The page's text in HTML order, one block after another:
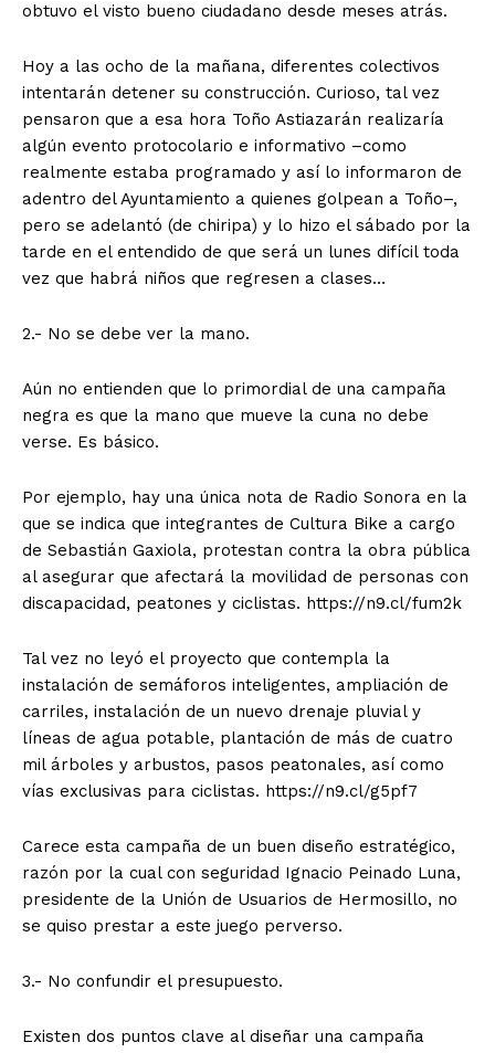
obtuvo el visto bueno ciudadano desde meses atrás.
Hoy a las ocho de la mañana, diferentes colectivos
intentarán detener su construcción. Curioso, tal vez
pensaron que a esa hora Toño Astiazarán realizaría
algún evento protocolario e informativo –como
realmente estaba programado y así lo informaron de
adentro del Ayuntamiento a quienes golpean a Toño–,
pero se adelantó (de chiripa) y lo hizo el sábado por la
tarde en el entendido de que será un lunes difícil toda
vez que habrá niños que regresen a clases…
2.- No se debe ver la mano.
Aún no entienden que lo primordial de una campaña
negra es que la mano que mueve la cuna no debe
verse. Es básico.
Por ejemplo, hay una única nota de Radio Sonora en la
que se indica que integrantes de Cultura Bike a cargo
de Sebastián Gaxiola, protestan contra la obra pública
al asegurar que afectará la movilidad de personas con
discapacidad, peatones y ciclistas. https://n9.cl/fum2k
Tal vez no leyó el proyecto que contempla la
instalación de semáforos inteligentes, ampliación de
carriles, instalación de un nuevo drenaje pluvial y
líneas de agua potable, plantación de más de cuatro
mil árboles y arbustos, pasos peatonales, así como
vías exclusivas para ciclistas. https://n9.cl/g5pf7
Carece esta campaña de un buen diseño estratégico,
razón por la cual con seguridad Ignacio Peinado Luna,
presidente de la Unión de Usuarios de Hermosillo, no
se quiso prestar a este juego perverso.
3.- No confundir el presupuesto.
Existen dos puntos clave al diseñar una campaña